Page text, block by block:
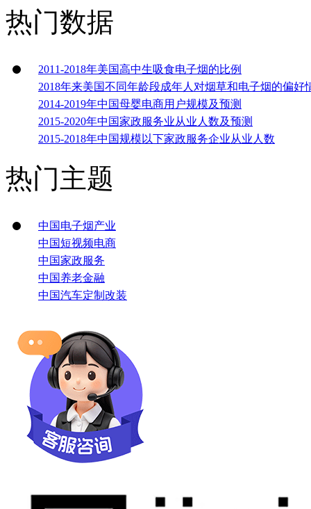
热门数据
2011-2018年美国高中生吸食电子烟的比例
2018年来美国不同年龄段成年人对烟草和电子烟的偏好
2014-2019年中国母婴电商用户规模及预测
2015-2020年中国家政服务业从业人数及预测
2015-2018年中国规模以下家政服务企业从业人数
热门主题
中国电子烟产业
中国短视频电商
中国家政服务
中国养老金融
中国汽车定制改装